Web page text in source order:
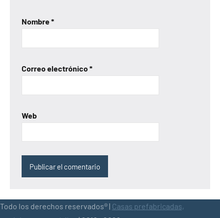
Nombre*
Correo electrónico*
Web
Todo los derechos reservados® | Casas prefabricadas,